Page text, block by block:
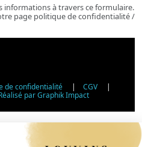
informations à travers ce formulaire.
page politique de confidentialité /
de confidentialité | CGV |
par Graphik Impact
d'alcool